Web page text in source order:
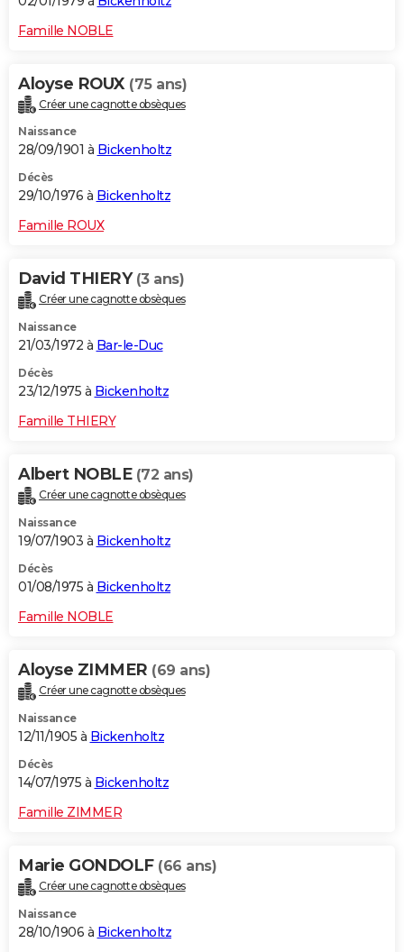
Famille NOBLE
Aloyse ROUX (75 ans)
Créer une cagnotte obsèques
Naissance
28/09/1901 à Bickenholtz
Décès
29/10/1976 à Bickenholtz
Famille ROUX
David THIERY (3 ans)
Créer une cagnotte obsèques
Naissance
21/03/1972 à Bar-le-Duc
Décès
23/12/1975 à Bickenholtz
Famille THIERY
Albert NOBLE (72 ans)
Créer une cagnotte obsèques
Naissance
19/07/1903 à Bickenholtz
Décès
01/08/1975 à Bickenholtz
Famille NOBLE
Aloyse ZIMMER (69 ans)
Créer une cagnotte obsèques
Naissance
12/11/1905 à Bickenholtz
Décès
14/07/1975 à Bickenholtz
Famille ZIMMER
Marie GONDOLF (66 ans)
Créer une cagnotte obsèques
Naissance
28/10/1906 à Bickenholtz